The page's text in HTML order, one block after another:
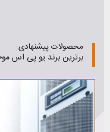
محصولات پیشنهادی:
برترین برند یو پی اس